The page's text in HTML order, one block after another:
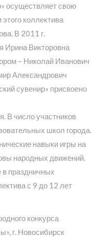
осуществляет свою
коллектива
В 2011 г.
Ирина Викторовна
– Николай Иванович
Александрович
сувенир» присвоено
В число участников
школ города.
навыки игры на
народных движений.
в праздничных
с 9 до 12 лет
конкурса
г. Новосибирск